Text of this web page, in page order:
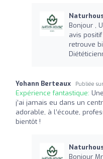
Bonjour ,
avis
retrouve
Yohann Berteaux Publiée
Expérience fantastique:
j’ai jamais eu dans un
adorable, à l’écoute,
bientôt !
Bonjour